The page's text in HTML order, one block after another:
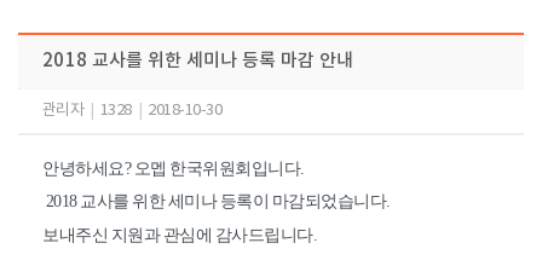
2018 교사를 위한 세미나 등록 마감 안내
관리자 1328 2018-10-30
안녕하세요? 오멥 한국위원회입니다.
2018 교사를 위한 세미나 등록이 마감되었습니다.
보내주신 지원과 관심에 감사드립니다.